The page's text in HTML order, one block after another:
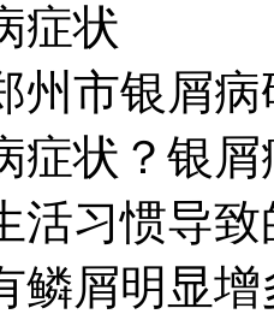
症状
州市银屑病
症状？银
活习惯导
鳞屑明显